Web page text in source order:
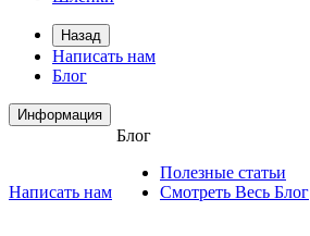
Назад
Написать нам
Блог
Информация
Написать нам
Блог
Полезные статьи
Смотреть Весь Блог